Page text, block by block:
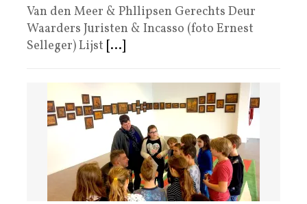
Van den Meer & Phllipsen Gerechts Deur
Waarders Juristen & Incasso (foto Ernest
Selleger) Lijst [...]